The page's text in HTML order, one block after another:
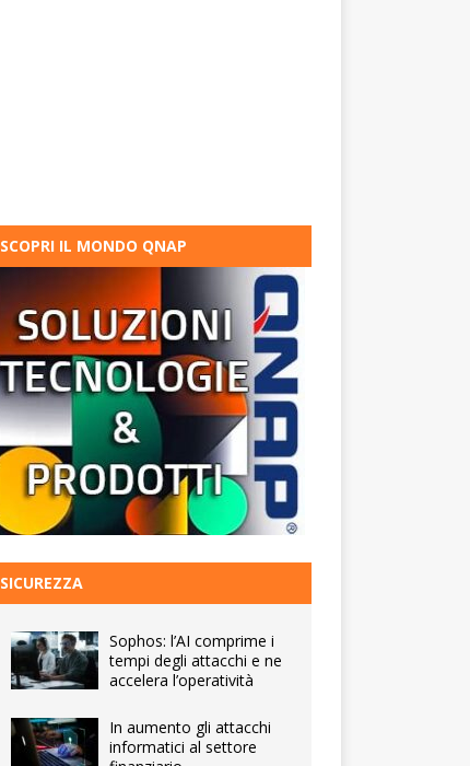
SCOPRI IL MONDO QNAP
SICUREZZA
Sophos: l’AI comprime i
tempi degli attacchi e ne
accelera l’operatività
In aumento gli attacchi
informatici al settore